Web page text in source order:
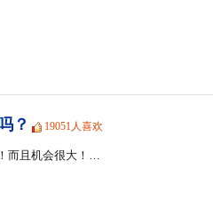
？ 19051人喜欢
而且机会很大！…